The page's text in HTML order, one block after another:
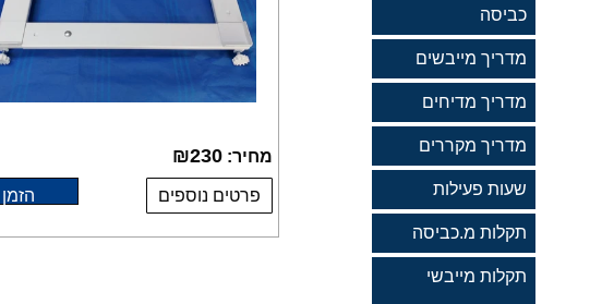
כביסה
מדריך מייבשים
מדריך מדיחים
מדריך מקררים
שעות פעילות
תקלות מ.כביסה
תקלות מייבשי
מחיר: ₪230
פרטים נוספים הזמן